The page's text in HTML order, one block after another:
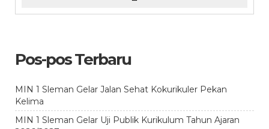
Pos-pos Terbaru
MIN 1 Sleman Gelar Jalan Sehat Kokurikuler Pekan
Kelima
MIN 1 Sleman Gelar Uji Publik Kurikulum Tahun Ajaran